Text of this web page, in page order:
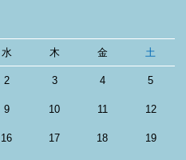
水 木 金 土
2 3 4 5
9 10 11 12
16 17 18 19